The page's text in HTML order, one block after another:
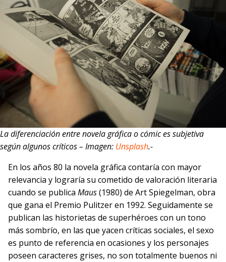
La diferenciación entre novela gráfica o cómic es subjetiva
según algunos críticos – Imagen: Unsplash.-
En los años 80 la novela gráfica contaría con mayor
relevancia y lograría su cometido de valoración literaria
cuando se publica Maus(1980) de Art Spiegelman, obra
que gana el Premio Pulitzer en 1992. Seguidamente se
publican las historietas de superhéroes con un tono
más sombrío, en las que yacen críticas sociales, el sexo
es punto de referencia en ocasiones y los personajes
poseen caracteres grises, no son totalmente buenos ni